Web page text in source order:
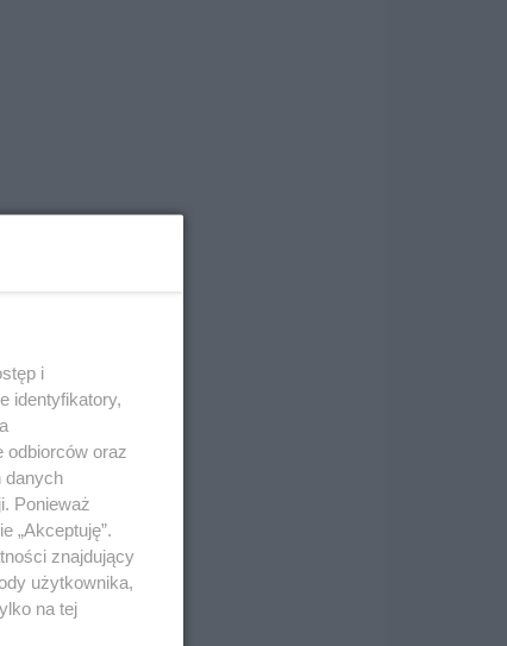
i
identyfikatory,
odbiorców oraz
danych
Ponieważ
„Akceptuję”.
znajdujący
użytkownika,
na tej